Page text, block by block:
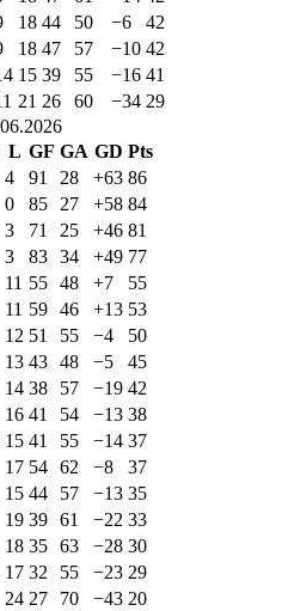
18 44 50 −6
42
18 47 57 −10 42
15 39 55 −16 41
21 26 60 −34 29
L GF GA GD Pts
4 91 28 +63 86
0 85 27 +58 84
3 71 25 +46 81
3 83 34 +49 77
11 55 48 +7
55
11 59 46 +13 53
12 51 55 −4
50
13 43 48 −5
45
14 38 57 −19 42
16 41 54 −13 38
15 41 55 −14 37
17 54 62 −8
37
15 44 57 −13 35
19 39 61 −22 33
18 35 63 −28 30
17 32 55 −23 29
24 27 70 −43 20